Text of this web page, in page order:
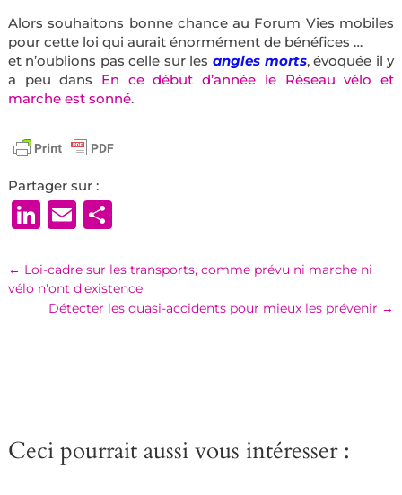
Alors souhaitons bonne chance au Forum Vies mobiles
pour cette loi qui aurait énormément de bénéfices …
et n’oublions pas celle sur les angles morts, évoquée il y
a peu dans En ce début d’année le Réseau vélo et
marche est sonné.
Partager sur :
LinkedIn
EmailPartager
← Loi-cadre sur les transports, comme prévu ni marche ni
vélo n'ont d'existence
Détecter les quasi-accidents pour mieux les prévenir →
Ceci pourrait aussi vous intéresser :